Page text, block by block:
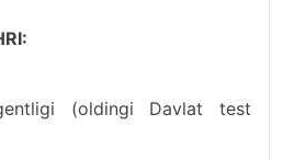
(oldingi Davlat test